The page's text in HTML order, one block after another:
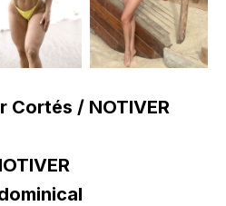
Cortés / NOTIVER